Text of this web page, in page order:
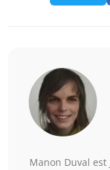
Manon Duval